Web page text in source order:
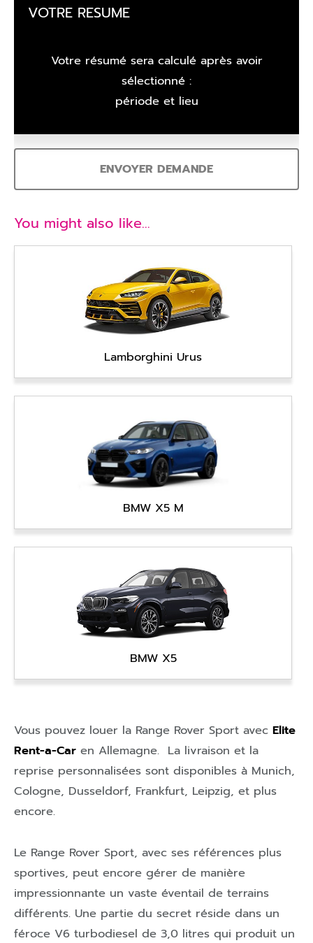
VOTRE RESUME
Votre résumé sera calculé après avoir
sélectionné :
période et lieu
ENVOYER DEMANDE
You might also like…
Lamborghini Urus
BMW X5 M
BMW X5
Vous pouvez louer la Range Rover Sport avec Elite
Rent-a-Car en Allemagne. La livraison et la
reprise personnalisées sont disponibles à Munich,
Cologne, Dusseldorf, Frankfurt, Leipzig, et plus
encore.
Le Range Rover Sport, avec ses références plus
sportives, peut encore gérer de manière
impressionnante un vaste éventail de terrains
différents. Une partie du secret réside dans un
féroce V6 turbodiesel de 3,0 litres qui produit un